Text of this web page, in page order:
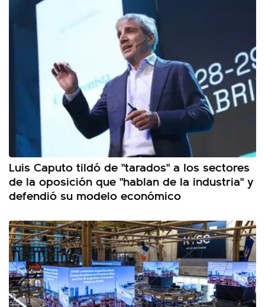
Luis Caputo tildó de "tarados" a los sectores
de la oposición que "hablan de la industria" y
defendió su modelo económico